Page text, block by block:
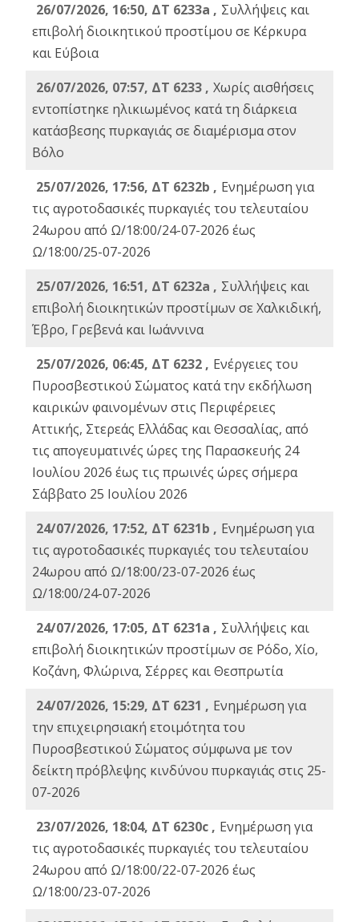
26/07/2026, 16:50, ΔΤ 6233a , Συλλήψεις και
επιβολή διοικητικού προστίμου σε Κέρκυρα
και Εύβοια
26/07/2026, 07:57, ΔΤ 6233 , Χωρίς αισθήσεις
εντοπίστηκε ηλικιωμένος κατά τη διάρκεια
κατάσβεσης πυρκαγιάς σε διαμέρισμα στον
Βόλο
25/07/2026, 17:56, ΔΤ 6232b , Ενημέρωση για
τις αγροτοδασικές πυρκαγιές του τελευταίου
24ωρου από Ω/18:00/24-07-2026 έως
Ω/18:00/25-07-2026
25/07/2026, 16:51, ΔΤ 6232a , Συλλήψεις και
επιβολή διοικητικών προστίμων σε Χαλκιδική,
Έβρο, Γρεβενά και Ιωάννινα
25/07/2026, 06:45, ΔΤ 6232 , Ενέργειες του
Πυροσβεστικού Σώματος κατά την εκδήλωση
καιρικών φαινομένων στις Περιφέρειες
Αττικής, Στερεάς Ελλάδας και Θεσσαλίας, από
τις απογευματινές ώρες της Παρασκευής 24
Ιουλίου 2026 έως τις πρωινές ώρες σήμερα
Σάββατο 25 Ιουλίου 2026
24/07/2026, 17:52, ΔΤ 6231b , Ενημέρωση για
τις αγροτοδασικές πυρκαγιές του τελευταίου
24ωρου από Ω/18:00/23-07-2026 έως
Ω/18:00/24-07-2026
24/07/2026, 17:05, ΔΤ 6231a , Συλλήψεις και
επιβολή διοικητικών προστίμων σε Ρόδο, Χίο,
Κοζάνη, Φλώρινα, Σέρρες και Θεσπρωτία
24/07/2026, 15:29, ΔΤ 6231 , Ενημέρωση για
την επιχειρησιακή ετοιμότητα του
Πυροσβεστικού Σώματος σύμφωνα με τον
δείκτη πρόβλεψης κινδύνου πυρκαγιάς στις 25-
07-2026
23/07/2026, 18:04, ΔΤ 6230c , Ενημέρωση για
τις αγροτοδασικές πυρκαγιές του τελευταίου
24ωρου από Ω/18:00/22-07-2026 έως
Ω/18:00/23-07-2026